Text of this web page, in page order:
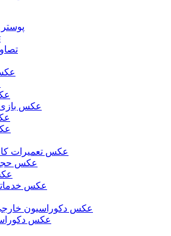
عکس بازی
عکس تعمیرات
عکس
عکس
عکس دکوراسیون
عکس